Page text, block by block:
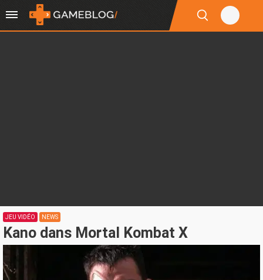
JEU VIDÉO NEWS
Kano dans Mortal Kombat X